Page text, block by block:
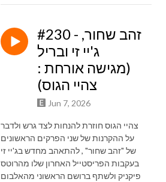
#230 - זהב שחור,
ג'יי זי ובריל
(מגישה אורחת :
צהיי הגוס)
Jun 7, 2026
צהיי הגוס חוזרת להנחות לצד גרש ולדבר
על ההקרנות של שני הפרקים הראשונים
של "זהב שחור" , להתאהב מחדש בג'יי זי
בעקבות הפריסטייל האחרון שלו מהרוטס
פיקניק ולשתף ברושם הראשוני מהאלבום